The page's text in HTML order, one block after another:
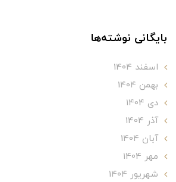
بایگانی نوشته‌ها
اسفند 1404
بهمن 1404
دی 1404
آذر 1404
آبان 1404
مهر 1404
شهریور 1404